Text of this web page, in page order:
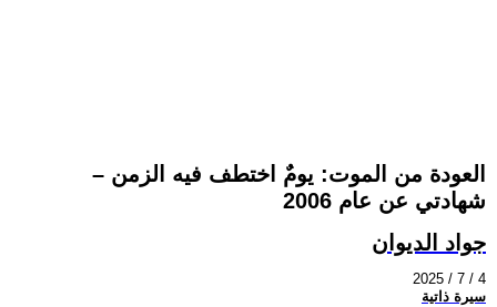
العودة من الموت: يومٌ اختطف فيه الزمن –
شهادتي عن عام 2006
جواد الديوان
2025 / 7 / 4
سيرة ذاتية